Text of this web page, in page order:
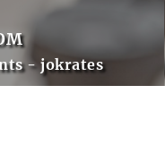
- jokrates